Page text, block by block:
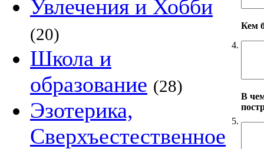
Увлечения и Хобби
(20)
Школа и
образование (28)
Эзотерика,
Сверхъестественное
4.
Кем
5.
В